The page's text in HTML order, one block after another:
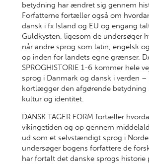
betydning har ændret sig gennem
Forfatterne fortæller også om
dansk i fx Island og EU og engang
Guldkysten, ligesom de undersøger
når andre sprog som latin, engelsk
op inden for landets egne grænser.
SPROGHISTORIE 1-6 kommer hele
sprog i Danmark og dansk i verden
kortlægger den afgørende betydning
kultur og identitet.
DANSK TAGER FORM fortæller
vikingetiden og op gennem
ud som et selvstændigt sprog i
undersøger bogens forfattere de
har fortalt det danske sprogs historie